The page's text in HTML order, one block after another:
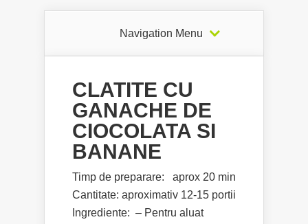
Navigation Menu
CLATITE CU
GANACHE DE
CIOCOLATA SI
BANANE
Timp de preparare: aprox 20 min
Cantitate: aproximativ 12-15 portii
Ingrediente: – Pentru aluat